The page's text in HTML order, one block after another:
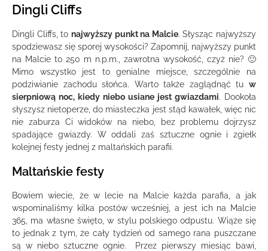
Dingli Cliffs
Dingli Cliffs, to najwyższy punkt na Malcie. Słysząc najwyższy
spodziewasz się sporej wysokości? Zapomnij, najwyższy punkt
na Malcie to 250 m n.p.m., zawrotna wysokość, czyż nie? 🙂
Mimo wszystko jest to genialne miejsce, szczególnie na
podziwianie zachodu słońca. Warto także zaglądnąć tu w
sierpniową noc, kiedy niebo usiane jest gwiazdami. Dookoła
słyszysz nietoperze, do miasteczka jest stąd kawałek, więc nic
nie zaburza Ci widoków na niebo, bez problemu dojrzysz
spadające gwiazdy. W oddali zaś sztuczne ognie i zgiełk
kolejnej festy jednej z maltańskich parafii.
Maltańskie festy
Bowiem wiecie, że w lecie na Malcie każda parafia, a jak
wspominaliśmy kilka postów wcześniej, a jest ich na Malcie
365, ma własne święto, w stylu polskiego odpustu. Wiąże się
to jednak z tym, że cały tydzień od samego rana puszczane
są w niebo sztuczne ognie. Przez pierwszy miesiąc bawi,